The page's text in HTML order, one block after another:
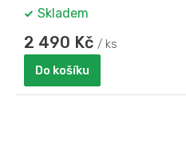
skleněná...
Skladem
2 490 Kč / ks
Do košíku